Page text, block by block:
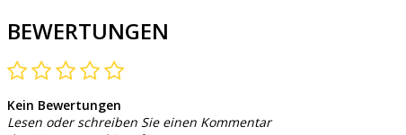
BEWERTUNGEN
Kein Bewertungen
Lesen oder schreiben Sie einen Kommentar